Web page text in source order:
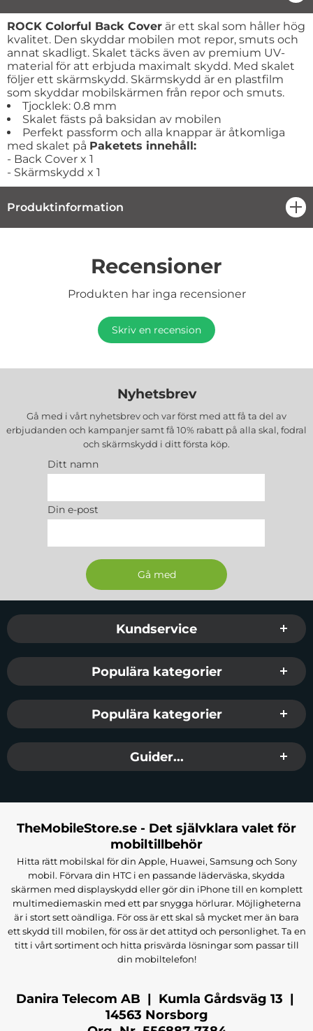
Produktbeskrivning
ROCK Colorful Back Cover är ett skal som håller hög
kvalitet. Den skyddar mobilen mot repor, smuts och
annat skadligt. Skalet täcks även av premium UV-
material för att erbjuda maximalt skydd. Med skalet
följer ett skärmskydd. Skärmskydd är en plastfilm
som skyddar mobilskärmen från repor och smuts.
Tjocklek: 0.8 mm
Skalet fästs på baksidan av mobilen
Perfekt passform och alla knappar är åtkomliga
med skalet på Paketets innehåll:
- Back Cover x 1
- Skärmskydd x 1
Produktinformation
Recensioner
Produkten har inga recensioner
Skriv en recension
Nyhetsbrev
Gå med i vårt nyhetsbrev och var först med att få ta del av
erbjudanden och kampanjer samt få 10% rabatt på alla skal, fodral
och skärmskydd i ditt första köp.
Ditt namn
Din e-post
Sidfot Blandad info och länkar
Kundservice
Populära kategorier
Populära kategorier
Guider...
TheMobileStore.se - Det självklara valet för
mobiltillbehör
Hitta rätt mobilskal för din Apple, Huawei, Samsung och Sony
mobil. Förvara din HTC i en passande läderväska, skydda
skärmen med displayskydd eller gör din iPhone till en komplett
multimediemaskin med ett par snygga hörlurar. Möjligheterna
är i stort sett oändliga. För oss är ett skal så mycket mer än bara
ett skydd till mobilen, för oss är det attityd och personlighet. Ta en
titt i vårt sortiment och hitta prisvärda lösningar som passar till
din mobiltelefon!
Danira Telecom AB | Kumla Gårdsväg 13 |
14563 Norsborg